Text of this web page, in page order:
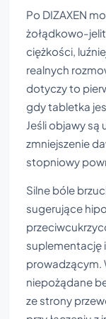
Po DIZAXEN
żołądkowo-
ciężkości,
realnych
dotyczy to
gdy tabletka
Jeśli objawy
zmniejszenie
stopniowy
Silne bóle
sugerujące
suplementację
prowadzącym.
niepożądane
ze strony